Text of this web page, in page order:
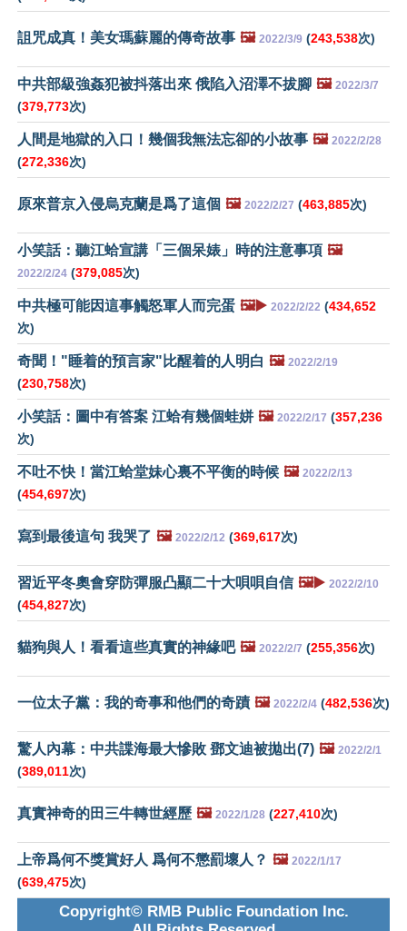
詛咒成真！美女瑪蘇麗的傳奇故事 🖼️ 2022/3/9 (243,538次)
中共部級強姦犯被抖落出來 俄陷入沼澤不拔腳 🖼️ 2022/3/7
(379,773次)
人間是地獄的入口！幾個我無法忘卻的小故事 🖼️ 2022/2/28
(272,336次)
原來普京入侵烏克蘭是爲了這個 🖼️ 2022/2/27 (463,885次)
小笑話：聽江蛤宣講「三個呆婊」時的注意事項 🖼️
2022/2/24 (379,085次)
中共極可能因這事觸怒軍人而完蛋 🖼️▶️ 2022/2/22 (434,652
次)
奇聞！"睡着的預言家"比醒着的人明白 🖼️ 2022/2/19
(230,758次)
小笑話：圖中有答案 江蛤有幾個蛙姘 🖼️ 2022/2/17 (357,236
次)
不吐不快！當江蛤堂妹心裏不平衡的時候 🖼️ 2022/2/13
(454,697次)
寫到最後這句 我哭了 🖼️ 2022/2/12 (369,617次)
習近平冬奧會穿防彈服凸顯二十大唄唄自信 🖼️▶️ 2022/2/10
(454,827次)
貓狗與人！看看這些真實的神緣吧 🖼️ 2022/2/7 (255,356次)
一位太子黨：我的奇事和他們的奇蹟 🖼️ 2022/2/4 (482,536次)
驚人內幕：中共諜海最大慘敗 鄧文迪被拋出(7) 🖼️ 2022/2/1
(389,011次)
真實神奇的田三牛轉世經歷 🖼️ 2022/1/28 (227,410次)
上帝爲何不獎賞好人 爲何不懲罰壞人？ 🖼️ 2022/1/17
(639,475次)
Copyright© RMB Public Foundation Inc.